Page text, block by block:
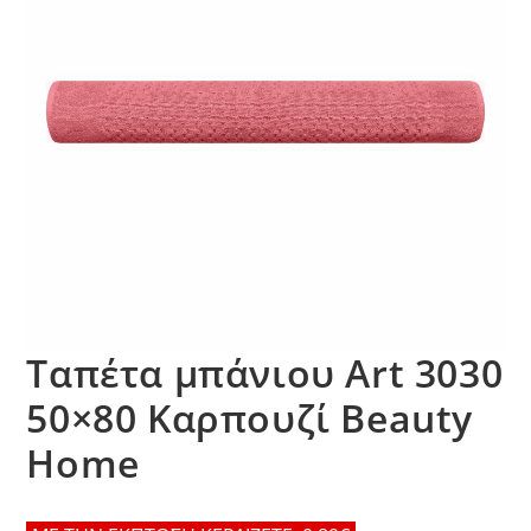
Ταπέτα μπάνιου Art 3030
50×80 Καρπουζί Beauty
Home